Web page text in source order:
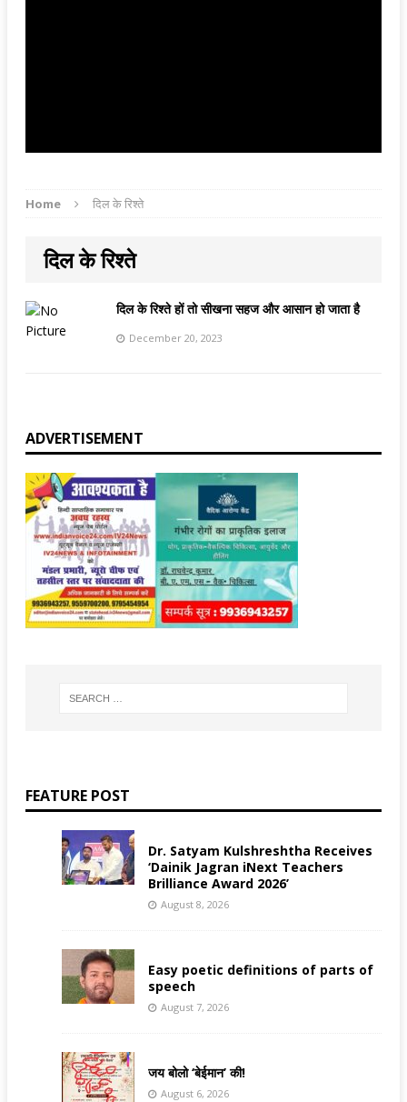
Home दिल के रिश्ते
दिल के रिश्ते
दिल के रिश्ते हों तो सीखना सहज और आसान हो जाता है
December 20, 2023
ADVERTISEMENT
FEATURE POST
Dr. Satyam Kulshreshtha Receives
‘Dainik Jagran iNext Teachers
Brilliance Award 2026’
August 8, 2026
Easy poetic definitions of parts of
speech
August 7, 2026
जय बोलो ‘बेईमान’ की!
August 6, 2026